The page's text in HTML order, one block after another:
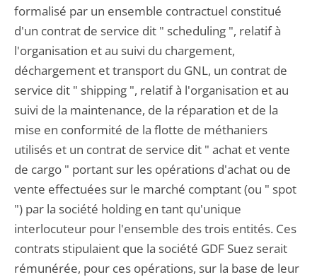
formalisé par un ensemble contractuel constitué
d'un contrat de service dit " scheduling ", relatif à
l'organisation et au suivi du chargement,
déchargement et transport du GNL, un contrat de
service dit " shipping ", relatif à l'organisation et au
suivi de la maintenance, de la réparation et de la
mise en conformité de la flotte de méthaniers
utilisés et un contrat de service dit " achat et vente
de cargo " portant sur les opérations d'achat ou de
vente effectuées sur le marché comptant (ou " spot
") par la société holding en tant qu'unique
interlocuteur pour l'ensemble des trois entités. Ces
contrats stipulaient que la société GDF Suez serait
rémunérée, pour ces opérations, sur la base de leur